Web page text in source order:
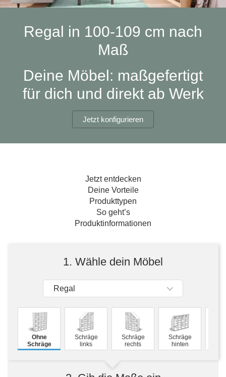
Schuhschrank
Hängeschrank
Hängeboard
TV-Möbel
Massivholz
Badregal
SpiegelschrankPolstermöbel
Sessel
Hocker
Küche
Selection
Outdoorküche
der
Regal in 100-109 cm nach
Maß
Deine Möbel: maßgefertigt
für dich und direkt ab Werk
Jetzt konfigurieren
Jetzt entdecken
Deine Vorteile
Produkttypen
So geht’s
Produktinformationen
1. Wähle dein Möbel
Regal
Ohne
Schräge
Schräge
links
Schräge
rechts
Schräge
hinten
Für Dachschrägen
Kommoden
Massivholz-Schränke & -Regale
Wandboards